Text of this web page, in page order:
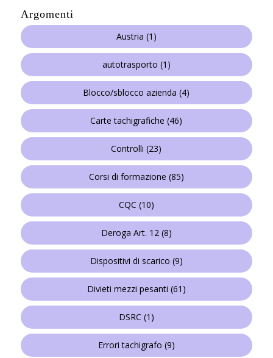
Argomenti
Austria (1)
autotrasporto (1)
Blocco/sblocco azienda (4)
Carte tachigrafiche (46)
Controlli (23)
Corsi di formazione (85)
CQC (10)
Deroga Art. 12(8)
Dispositivi di scarico (9)
Divieti mezzi pesanti (61)
DSRC (1)
Errori tachigrafo (9)